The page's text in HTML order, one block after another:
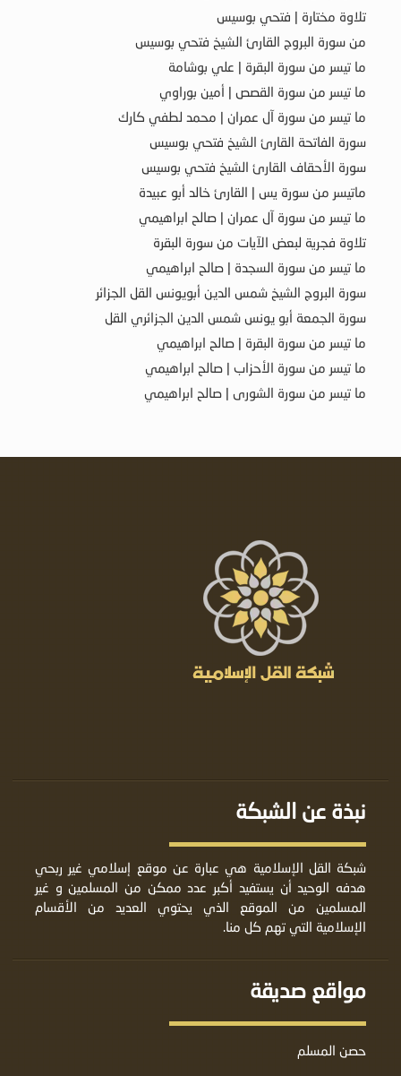
تلاوة مختارة | فتحي بوسيس
من سورة البروج القارئ الشيخ فتحي بوسيس
ما تيسر من سورة البقرة | علي بوشامة
ما تيسر من سورة القصص | أمين بوراوي
ما تيسر من سورة آل عمران | محمد لطفي كارك
سورة الفاتحة القارئ الشيخ فتحي بوسيس
سورة الأحقاف القارئ الشيخ فتحي بوسيس
ماتيسر من سورة يس | القارئ خالد أبو عبيدة
ما تيسر من سورة آل عمران | صالح ابراهيمي
تلاوة فجرية لبعض الآيات من سورة البقرة
ما تيسر من سورة السجدة | صالح ابراهيمي
سورة البروج الشيخ شمس الدين أبويونس القل الجزائر
سورة الجمعة أبو يونس شمس الدين الجزائري القل
ما تيسر من سورة البقرة | صالح ابراهيمي
ما تيسر من سورة الأحزاب | صالح ابراهيمي
ما تيسر من سورة الشورى | صالح ابراهيمي
نبذة عن الشبكة
شبكة القل الإسلامية هي عبارة عن موقع إسلامي غير ربحي
هدفه الوحيد أن يستفيد أكبر عدد ممكن من المسلمين و غير
المسلمين من الموقع الذي يحتوي العديد من الأقسام
الإسلامية التي تهم كل منا.
مواقع صديقة
حصن المسلم